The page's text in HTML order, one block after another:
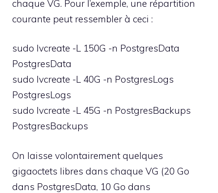
chaque VG. Pour l’exemple, une répartition
courante peut ressembler à ceci :
sudo lvcreate -L 150G -n PostgresData
PostgresData
sudo lvcreate -L 40G -n PostgresLogs
PostgresLogs
sudo lvcreate -L 45G -n PostgresBackups
PostgresBackups
On laisse volontairement quelques
gigaoctets libres dans chaque VG (20 Go
dans PostgresData, 10 Go dans